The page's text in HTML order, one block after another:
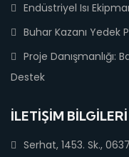
Endüstriyel Isı
Buhar Kazanı Yedek
Proje Danışmanlığı:
Destek
İLETIŞIM BILGILERI
Serhat, 1453. Sk.,